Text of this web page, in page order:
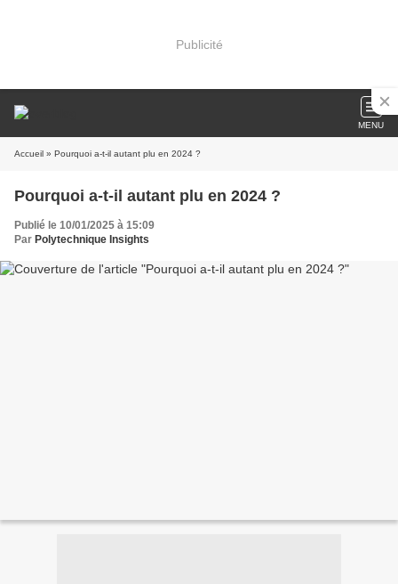
Publicité
MENU
Accueil » Pourquoi a-t-il autant plu en 2024 ?
Pourquoi a-t-il autant plu en 2024 ?
Publié le 10/01/2025 à 15:09
Par Polytechnique Insights